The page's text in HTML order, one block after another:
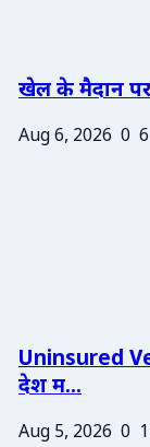
खेल के मैदान पर
Aug 6, 2026 0 6
Uninsured
देश म...
Aug 5, 2026 0